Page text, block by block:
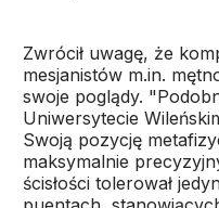
Zwrócił uwagę, że
mesjanistów m.in.
swoje poglądy.
Uniwersytecie
Swoją pozycję
maksymalnie
ścisłości tolerował